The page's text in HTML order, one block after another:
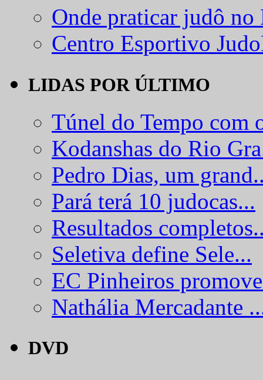
Onde praticar judô
Centro Esportivo
LIDAS POR ÚLTIMO
Túnel do Tempo com
Kodanshas do Rio
Pedro Dias, um
Pará terá 10 judocas...
Resultados
Seletiva define Sele...
EC Pinheiros
Nathália Mercadante
DVD